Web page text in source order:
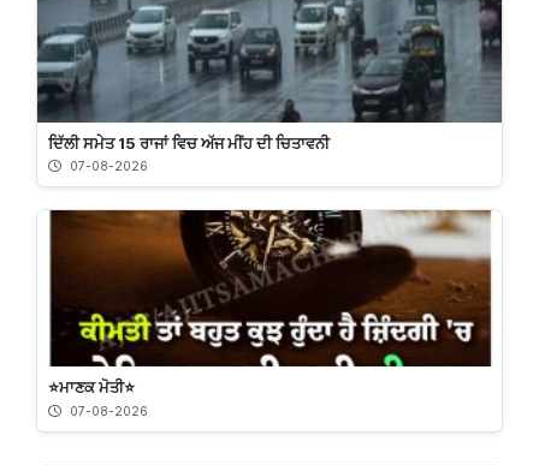
ਦਿੱਲੀ ਸਮੇਤ 15 ਰਾਜਾਂ ਵਿਚ ਅੱਜ ਮੀਂਹ ਦੀ ਚਿਤਾਵਨੀ
07-08-2026
⭐️ਮਾਣਕ ਮੋਤੀ⭐️
07-08-2026